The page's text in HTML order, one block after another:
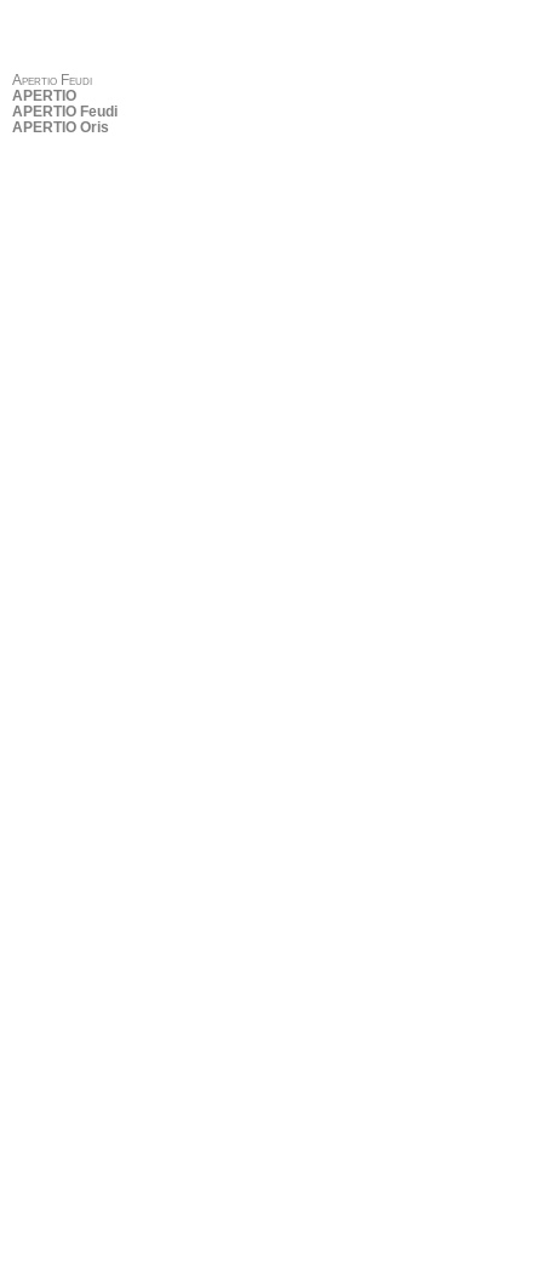
Apertio Feudi
APERTIO
APERTIO Feudi
APERTIO Oris